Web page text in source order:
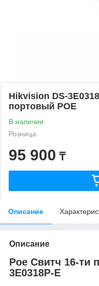
Hikvision DS-
портовый POE
В наличии
Розница
95 900 ₸
Описание
Описание
Poe Свитч 16-ти
3E0318P-E